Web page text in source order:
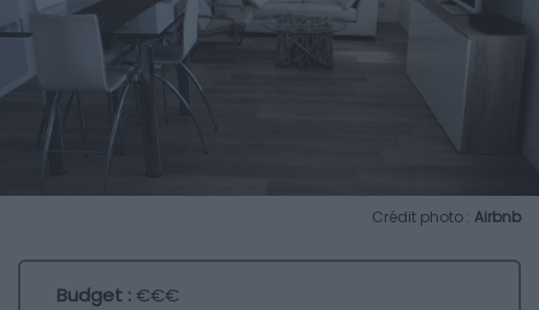
Crédit photo : Airbnb
Budget :€€€